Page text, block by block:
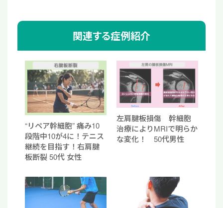
関連する症例紹介
“リペア幹細胞” 痛み10
段階中10が4に！テニス
継続を目指す！右肩腱
板断裂 50代 女性
左肩腱板損傷 幹細胞
治療によりMRIで明らか
な変化！ 50代男性